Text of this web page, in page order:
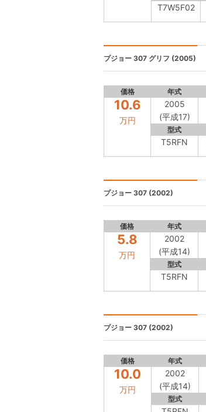
T7W5F02
プジョー 307 グリフ (2005)
価格 年式
10.6
万円
2005
(平成17)
型式
T5RFN
プジョー 307 (2002)
価格 年式
5.8
万円
2002
(平成14)
型式
T5RFN
プジョー 307 (2002)
価格 年式
10.0
万円
2002
(平成14)
型式